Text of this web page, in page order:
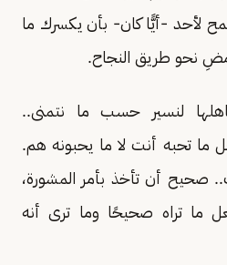
لأحد -أيًّا كان- بأن يكسرك ما
نحو طريق النجاح.
لنسير حسب ما نتمنى..
ما تحبه أنت لا ما يحبونه هم.
صحيح أن تأخذ بأمر المشورة،
ما تراه صحيحًا وما ترى أنه